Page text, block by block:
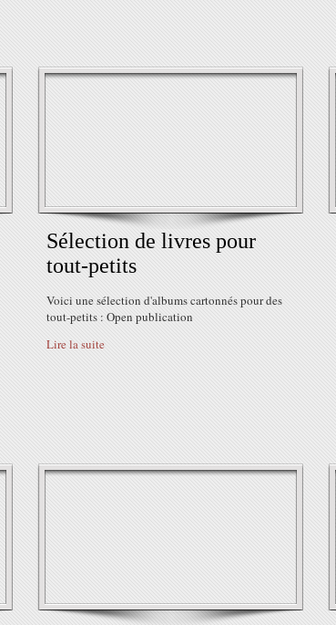
Sélection de livres pour
tout-petits
Voici une sélection d'albums cartonnés pour des
tout-petits : Open publication
Lire la suite